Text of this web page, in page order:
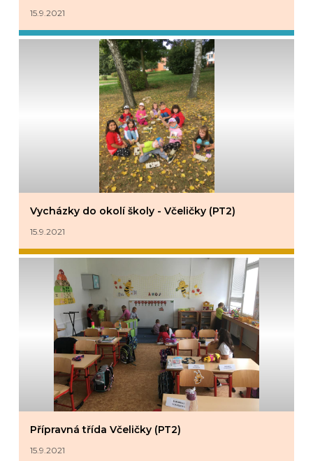
15.9.2021
Vycházky do okolí školy - Včeličky (PT2)
15.9.2021
Přípravná třída Včeličky (PT2)
15.9.2021